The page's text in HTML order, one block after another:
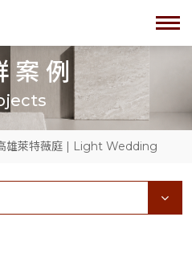
案例
雄萊特薇庭 | Light Wedding